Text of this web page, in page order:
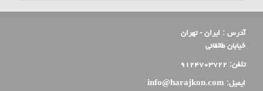
آدرس : ایران - تهران
خیابان طالقانی
تلفن: ۹۱۲۴۷۰۳۷۲۲
ایمیل: info@harajkon.com